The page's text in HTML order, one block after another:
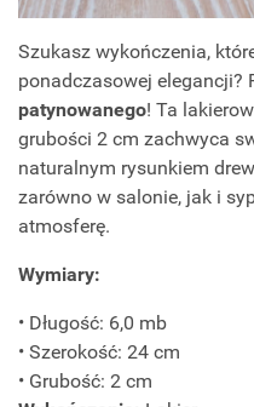
Szukasz wykończenia,
ponadczasowej elegancji?
patynowanego! Ta
grubości 2 cm zachwyca
naturalnym rysunkiem
zarówno w salonie, jak i
atmosferę.
Wymiary:
• Długość: 6,0 mb
• Szerokość: 24 cm
• Grubość: 2 cm